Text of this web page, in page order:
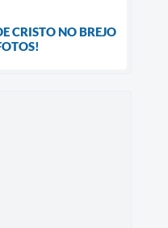
CRISTO NO BREJO